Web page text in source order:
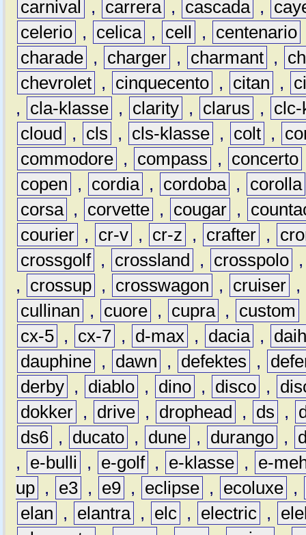
carnival
, carrera , cascada ,
celerio , celica , cell , centenario
charade , charger , charmant ,
chevrolet , cinquecento , citan ,
,
cla-klasse , clarity , clarus ,
clc-
cloud
, cls , cls-klasse , colt ,
commodore , compass , concerto
copen
, cordia , cordoba ,
corolla
corsa , corvette , cougar ,
courier , cr-v , cr-z , crafter ,
crossgolf , crossland , crosspolo
,
crossup , crosswagon , cruiser ,
cullinan
, cuore , cupra , custom
cx-5 , cx-7 , d-max , dacia ,
dauphine , dawn , defektes ,
derby , diablo , dino , disco ,
dokker , drive , drophead , ds ,
ds6 , ducato , dune , durango ,
,
e-bulli , e-golf , e-klasse ,
e-
up , e3 , e9 , eclipse , ecoluxe ,
elan
, elantra , elc , electric ,